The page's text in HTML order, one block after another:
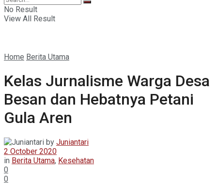
No Result
View All Result
Home Berita Utama
Kelas Jurnalisme Warga Desa
Besan dan Hebatnya Petani
Gula Aren
by Juniantari
2 October 2020
in Berita Utama, Kesehatan
0
0